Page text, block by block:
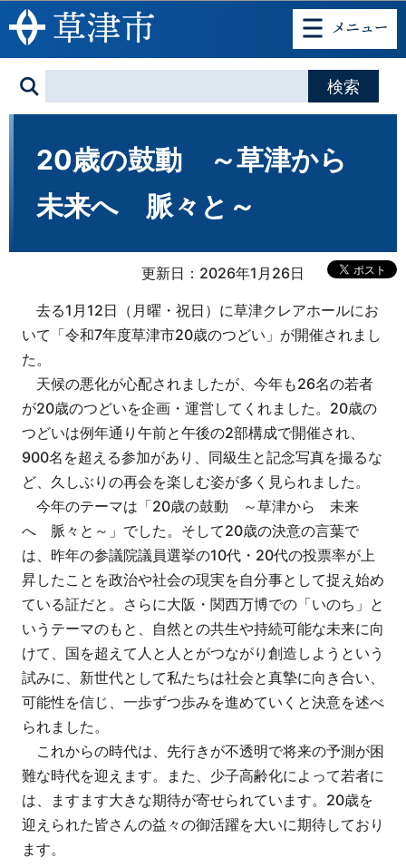
このページの本文へ移動
20歳の鼓動 ～草津から
未来へ 脈々と～
更新日：2026年1月26日
去る1月12日（月曜・祝日）に草津クレアホールにお
いて「令和7年度草津市20歳のつどい」が開催されまし
た。
天候の悪化が心配されましたが、今年も26名の若者
が20歳のつどいを企画・運営してくれました。20歳の
つどいは例年通り午前と午後の2部構成で開催され、
900名を超える参加があり、同級生と記念写真を撮るな
ど、久しぶりの再会を楽しむ姿が多く見られました。
今年のテーマは「20歳の鼓動 ～草津から 未来
へ 脈々と～」でした。そして20歳の決意の言葉で
は、昨年の参議院議員選挙の10代・20代の投票率が上
昇したことを政治や社会の現実を自分事として捉え始め
ている証だと。さらに大阪・関西万博での「いのち」と
いうテーマのもと、自然との共生や持続可能な未来に向
けて、国を超えて人と人とがつながり創造しようという
試みに、新世代として私たちは社会と真摯に向き合い、
可能性を信じ、一歩ずつ歩みを進めていくと決意を述べ
られました。
これからの時代は、先行きが不透明で将来の予測が困
難な時代を迎えます。また、少子高齢化によって若者に
は、ますます大きな期待が寄せられています。20歳を
迎えられた皆さんの益々の御活躍を大いに期待しており
ます。